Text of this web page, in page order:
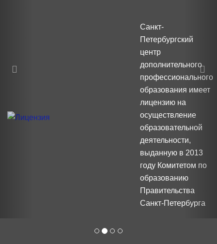
Санкт-
Петербургский
центр
дополнительного
профессионального
образования имеет
лицензию на
осуществление
образовательной
деятельности,
выданную в 2013
году Комитетом по
образованию
Правительства
Санкт-Петербурга